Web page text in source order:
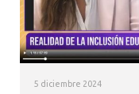
5 diciembre 2024